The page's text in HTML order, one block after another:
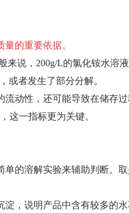
的重要依据。
说，200g/L的氯化铵水溶液
或者发生了部分分解。
动性，还可能导致在储存
这一指标更为关键。
的溶解实验来辅助判断。
，说明产品中含有较多的